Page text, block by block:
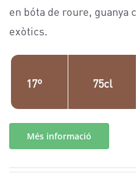
en bóta de roure, guanya
exòtics.
17º 75cl
Més informació